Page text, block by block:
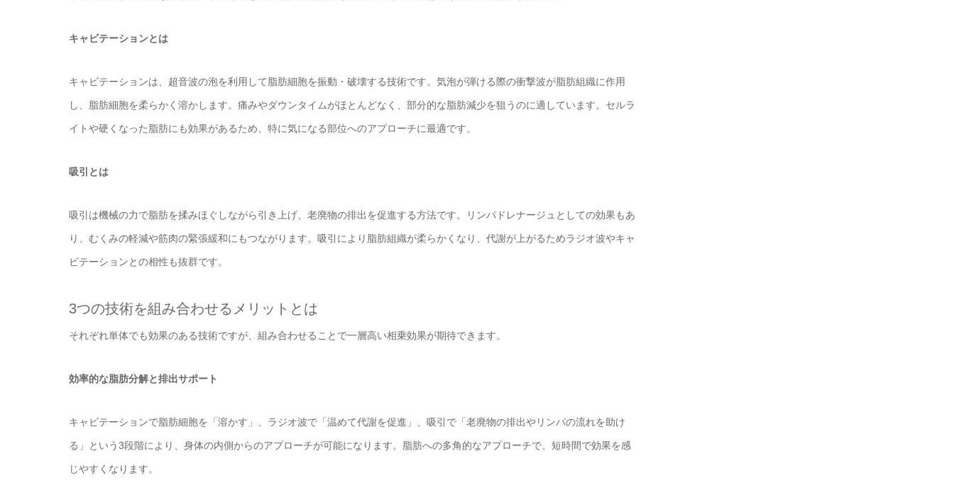
キャビテーションとは
キャビテーションは、超音波の泡を利用して脂肪細胞を振動・破壊する技術です。気泡が弾ける際の衝撃波が脂肪組織に作用
し、脂肪細胞を柔らかく溶かします。痛みやダウンタイムがほとんどなく、部分的な脂肪減少を狙うのに適しています。セルラ
イトや硬くなった脂肪にも効果があるため、特に気になる部位へのアプローチに最適です。
吸引とは
吸引は機械の力で脂肪を揉みほぐしながら引き上げ、老廃物の排出を促進する方法です。リンパドレナージュとしての効果もあ
り、むくみの軽減や筋肉の緊張緩和にもつながります。吸引により脂肪組織が柔らかくなり、代謝が上がるためラジオ波やキャ
ビテーションとの相性も抜群です。
3つの技術を組み合わせるメリットとは
それぞれ単体でも効果のある技術ですが、組み合わせることで一層高い相乗効果が期待できます。
効率的な脂肪分解と排出サポート
キャビテーションで脂肪細胞を「溶かす」、ラジオ波で「温めて代謝を促進」、吸引で「老廃物の排出やリンパの流れを助け
る」という3段階により、身体の内側からのアプローチが可能になります。脂肪への多角的なアプローチで、短時間で効果を感
じやすくなります。